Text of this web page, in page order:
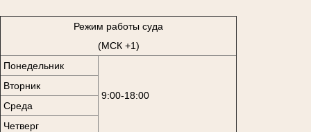
Режим работы суда
(МСК +1)
Понедельник
9:00-18:00
Вторник
Среда
Четверг